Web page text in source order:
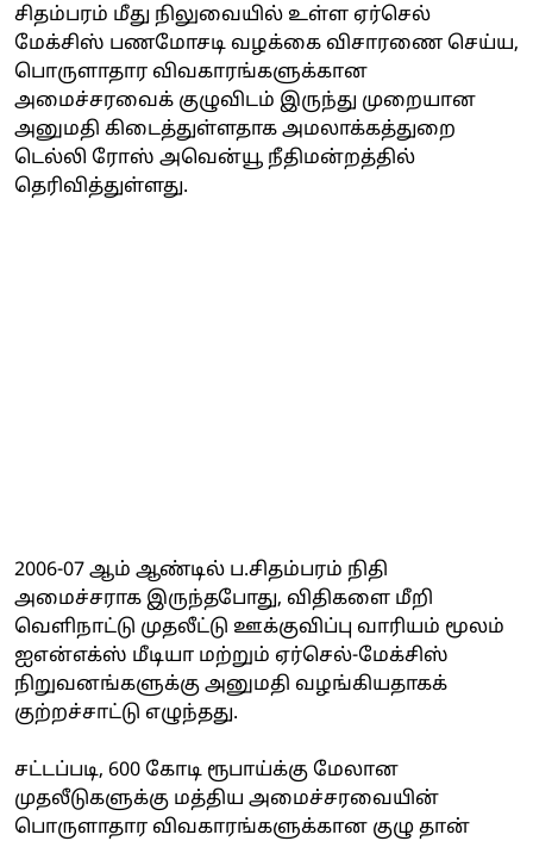
சிதம்பரம் மீது நிலுவையில் உள்ள ஏர்செல்
மேக்சிஸ் பணமோசடி வழக்கை விசாரணை செய்ய,
பொருளாதார விவகாரங்களுக்கான
அமைச்சரவைக் குழுவிடம் இருந்து முறையான
அனுமதி கிடைத்துள்ளதாக அமலாக்கத்துறை
டெல்லி ரோஸ் அவென்யூ நீதிமன்றத்தில்
தெரிவித்துள்ளது.
2006-07 ஆம் ஆண்டில் ப.சிதம்பரம் நிதி
அமைச்சராக இருந்தபோது, விதிகளை மீறி
வெளிநாட்டு முதலீட்டு ஊக்குவிப்பு வாரியம் மூலம்
ஐஎன்எக்ஸ் மீடியா மற்றும் ஏர்செல்-மேக்சிஸ்
நிறுவனங்களுக்கு அனுமதி வழங்கியதாகக்
குற்றச்சாட்டு எழுந்தது.
சட்டப்படி, 600 கோடி ரூபாய்க்கு மேலான
முதலீடுகளுக்கு மத்திய அமைச்சரவையின்
பொருளாதார விவகாரங்களுக்கான குழு தான்